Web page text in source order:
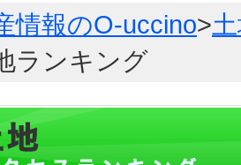
情報のO-uccino>
ランキング